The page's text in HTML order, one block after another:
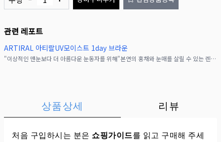
관련 레포트
ARTIRAL 아티랄UV모이스트 1day 브라운
"이상적인 맨눈보다 더 아름다운 눈동자를 위해"본연의 홍채와 눈매를 살릴 수 있는 렌즈 디자인, 즉 눈동자를 위한 파운데이션 같은 렌즈예요. 눈동자 색을 바꾸기보다 자연스럽게 더
상품상세 리뷰
처음 구입하시는 분은 쇼핑가이드를 읽고 구매해 주세